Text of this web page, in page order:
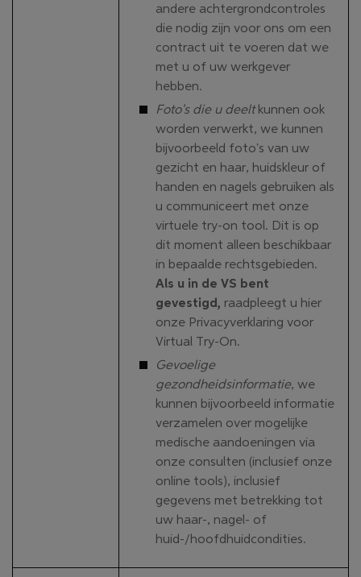
andere achtergrondcontroles
die nodig zijn voor ons om een
contract uit te voeren dat we
met u of uw werkgever
hebben.
Foto's die u deeltkunnen ook
worden verwerkt, we kunnen
bijvoorbeeld foto's van uw
gezicht en haar, huidskleur of
handen en nagels gebruiken als
u communiceert met onze
virtuele try-on tool. Dit is op
dit moment alleen beschikbaar
in bepaalde rechtsgebieden.
Als u in de VS bent
gevestigd, raadpleegt u hier
onze Privacyverklaring voor
Virtual Try-On.
Gevoelige
gezondheidsinformatie, we
kunnen bijvoorbeeld informatie
verzamelen over mogelijke
medische aandoeningen via
onze consulten (inclusief onze
online tools), inclusief
gegevens met betrekking tot
uw haar-, nagel- of
huid-/hoofdhuidcondities.